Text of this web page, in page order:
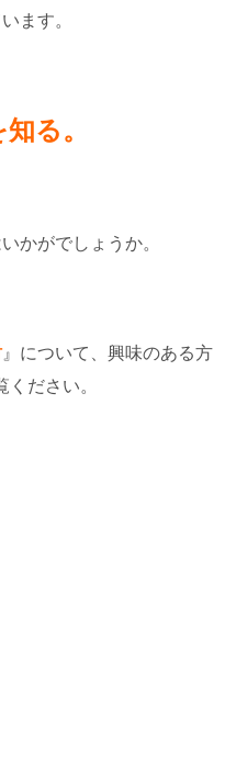
ます。
る。
かがでしょうか。
』について、興味のある方
ください。